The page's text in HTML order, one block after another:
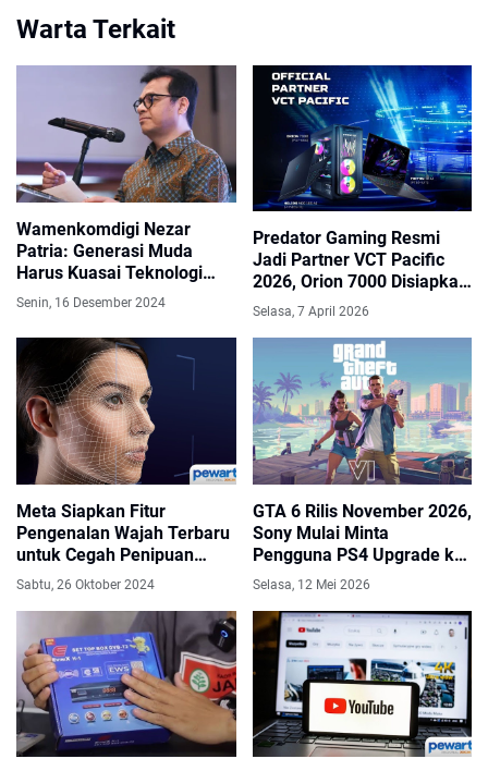
Warta Terkait
Wamenkomdigi Nezar
Patria: Generasi Muda
Harus Kuasai Teknologi
untuk Bersaing
Senin, 16 Desember 2024
Predator Gaming Resmi
Jadi Partner VCT Pacific
2026, Orion 7000 Disiapkan
untuk Duel Panas Asia
Selasa, 7 April 2026
Meta Siapkan Fitur
Pengenalan Wajah Terbaru
untuk Cegah Penipuan
Online
Sabtu, 26 Oktober 2024
GTA 6 Rilis November 2026,
Sony Mulai Minta
Pengguna PS4 Upgrade ke
PS5
Selasa, 12 Mei 2026